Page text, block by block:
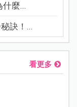
麼...
訣！...
看更多